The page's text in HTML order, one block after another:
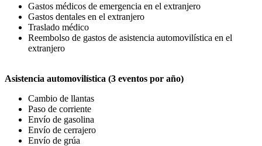
Gastos médicos de emergencia en el extranjero
Gastos dentales en el extranjero
Traslado médico
Reembolso de gastos de asistencia automovilística en el
extranjero
Asistencia automovilística (3 eventos por año)
Cambio de llantas
Paso de corriente
Envío de gasolina
Envío de cerrajero
Envío de grúa